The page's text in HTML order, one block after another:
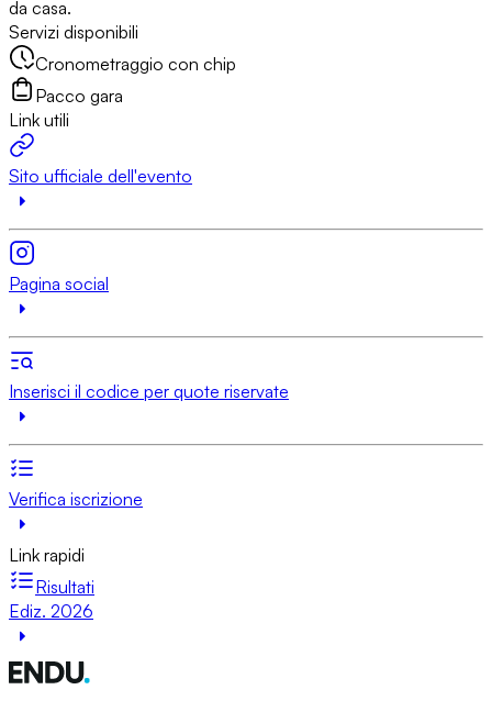
da casa.
Servizi disponibili
Cronometraggio con chip
Pacco gara
Link utili
Sito ufficiale dell'evento
Pagina social
Inserisci il codice per quote riservate
Verifica iscrizione
Link rapidi
Risultati
Ediz. 2026